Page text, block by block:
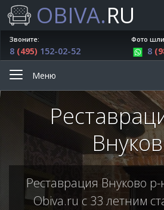
OBIVA.RU
Звоните:
8 (495) 152-02-52
Фото
8
Меню
Реставрация Внуково
Obiva.ru с 33 летним